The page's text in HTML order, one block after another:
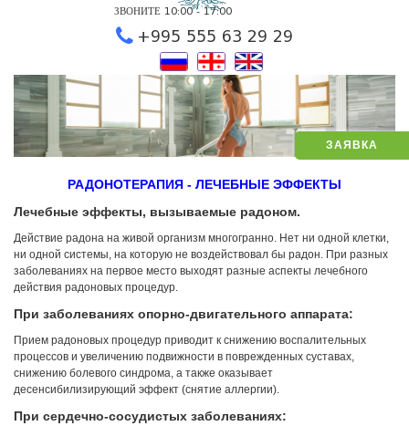
ЗАЯВКА
ЗВОНИТЕ 10:00 - 17:00
+995 555 63 29
РАДОНОТЕРАПИЯ - ЛЕЧЕБНЫЕ ЭФФЕКТЫ
Лечебные эффекты, вызываемые радоном.
Действие радона на живой организм многогранно. Нет ни одной клетки,
ни одной системы, на которую не воздействовал бы радон. При разных
заболеваниях на первое место выходят разные аспекты лечебного
действия радоновых процедур.
При заболеваниях опорно-двигательного аппарата:
Прием радоновых процедур приводит к снижению воспалительных
процессов и увеличению подвижности в поврежденных суставах,
снижению болевого синдрома, а также оказывает
десенсибилизирующий эффект (снятие аллергии).
При сердечно-сосудистых заболеваниях: